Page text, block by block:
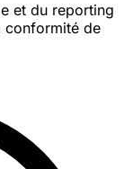
et du reporting
conformité de